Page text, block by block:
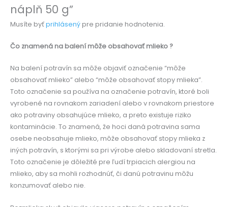
náplň 50 g”
Musíte byťprihlásenýpre pridanie hodnotenia.
Čo znamená na balení môže obsahovať mlieko ?
Na balení potravín sa môže objaviť označenie “môže
obsahovať mlieko” alebo “môže obsahovať stopy mlieka”.
Toto označenie sa používa na označenie potravín, ktoré boli
vyrobené na rovnakom zariadení alebo v rovnakom priestore
ako potraviny obsahujúce mlieko, a preto existuje riziko
kontaminácie. To znamená, že hoci daná potravina sama
osebe neobsahuje mlieko, môže obsahovať stopy mlieka z
iných potravín, s ktorými sa pri výrobe alebo skladovaní stretla.
Toto označenie je dôležité pre ľudí trpiacich alergiou na
mlieko, aby sa mohli rozhodnúť, či danú potravinu môžu
konzumovať alebo nie.